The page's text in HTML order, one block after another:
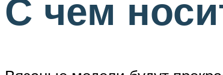
С чем